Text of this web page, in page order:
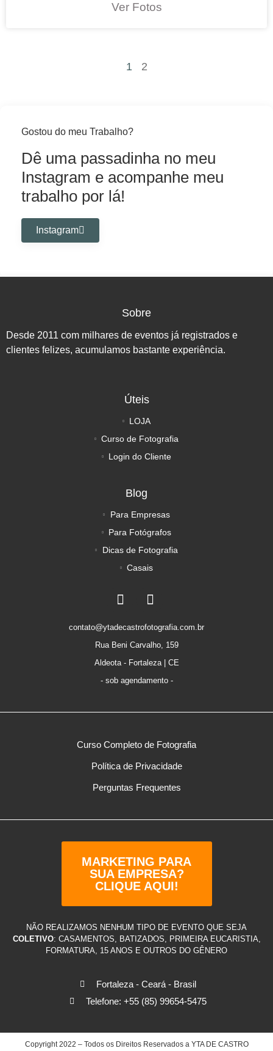
Ver Fotos
1 2
Gostou do meu Trabalho?
Dê uma passadinha no meu
Instagram e acompanhe meu
trabalho por lá!
Instagram
Sobre
Desde 2011 com milhares de eventos já registrados e
clientes felizes, acumulamos bastante experiência.
Úteis
LOJA
Curso de Fotografia
Login do Cliente
Blog
Para Empresas
Para Fotógrafos
Dicas de Fotografia
Casais
contato@ytadecastrofotografia.com.br
Rua Beni Carvalho, 159
Aldeota - Fortaleza | CE
- sob agendamento -
Curso Completo de Fotografia
Política de Privacidade
Perguntas Frequentes
MARKETING PARA
SUA EMPRESA?
CLIQUE AQUI!
NÃO REALIZAMOS NENHUM TIPO DE EVENTO QUE SEJA
COLETIVO: CASAMENTOS, BATIZADOS, PRIMEIRA EUCARISTIA,
FORMATURA, 15 ANOS E OUTROS DO GÊNERO
Fortaleza - Ceará - Brasil
Telefone: +55 (85) 99654-5475
Copyright 2022 – Todos os Direitos Reservados a YTA DE CASTRO